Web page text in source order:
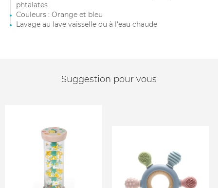
phtalates
Couleurs : Orange et bleu
Lavage au lave vaisselle ou à l'eau chaude
Suggestion pour vous